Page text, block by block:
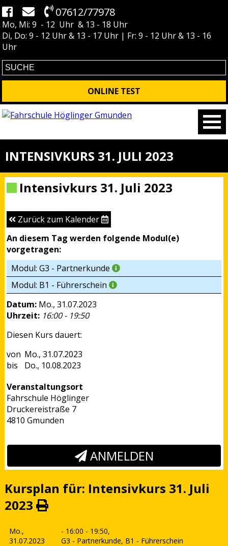
07612/77978
Mo, Mi: 9 - 12 Uhr & 13 - 18 Uhr
Di, Do: 9 - 12 Uhr & 13 - 17 Uhr | Fr: 9 - 12 Uhr & 13 - 16
Uhr
ONLINE TEST
INTENSIVKURS 31. JULI 2023
Intensivkurs 31. Juli 2023
Zurück zum Kalender
An diesem Tag werden folgende Modul(e)
vorgetragen:
Modul: G3 - Partnerkunde
Modul: B1 - Führerschein
Datum: Mo., 31.07.2023
Uhrzeit: 16:00 - 19:50
Diesen Kurs dauert:
Mo., 31.07.2023
Do., 10.08.2023
Veranstaltungsort
Fahrschule Höglinger
Druckereistraße 7
4810 Gmunden
ANMELDEN
Kursplan für: Intensivkurs 31. Juli
2023
Mo.,
31.07.2023
- 16:00 - 19:50,
G3 - Partnerkunde, B1 - Führerschein